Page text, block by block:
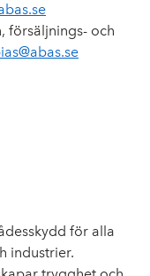
försäljnings- och
för alla
industrier.